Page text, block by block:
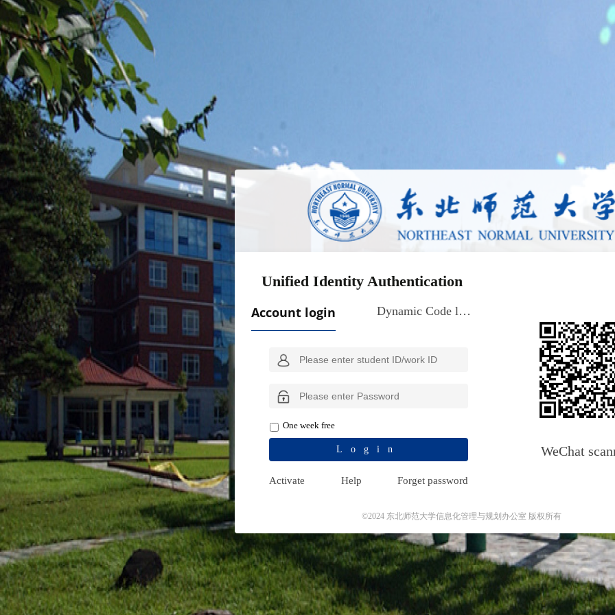
Unified Identity Authentication
Account login Dynamic Code login
One week free
Login
Activate Help Forget password
WeChat
©2024 东北师范大学信息化管理与规划办公室 版权所有